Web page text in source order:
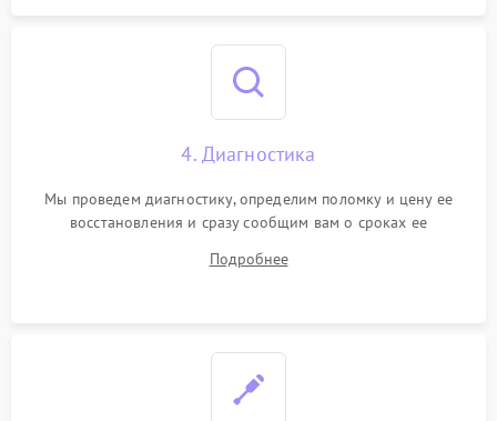
4. Диагностика
Мы проведем диагностику, определим поломку и цену ее
восстановления и сразу сообщим вам о сроках ее
Подробнее